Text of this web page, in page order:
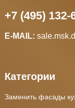
+7 (495) 132-
E-MAIL:
Категории
Заменить фасады